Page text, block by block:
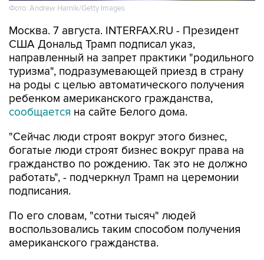
Фото: Andrew Harnik/Getty Images
Москва. 7 августа. INTERFAX.RU - Президент
США Дональд Трамп подписал указ,
направленный на запрет практики "родильного
туризма", подразумевающей приезд в страну
на роды с целью автоматического получения
ребенком американского гражданства,
сообщается на сайте Белого дома.
"Сейчас люди строят вокруг этого бизнес,
богатые люди строят бизнес вокруг права на
гражданство по рождению. Так это не должно
работать", - подчеркнул Трамп на церемонии
подписания.
По его словам, "сотни тысяч" людей
воспользовались таким способом получения
американского гражданства.